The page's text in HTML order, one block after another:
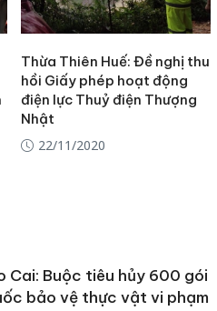
Thừa Thiên Huế: Đề nghị thu
hồi Giấy phép hoạt động
điện lực Thuỷ điện Thượng
Nhật
22/11/2020
Cai: Buộc tiêu hủy 600 gói
bảo vệ thực vật vi phạm